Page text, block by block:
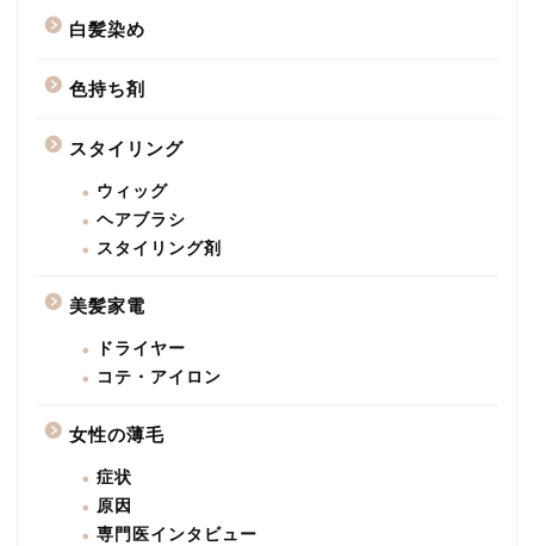
白髪染め
色持ち剤
スタイリング
ウィッグ
ヘアブラシ
スタイリング剤
美髪家電
ドライヤー
コテ・アイロン
女性の薄毛
症状
原因
専門医インタビュー